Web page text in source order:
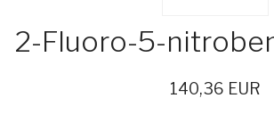
2-Fluoro-5-
140,36 EUR